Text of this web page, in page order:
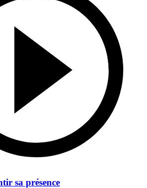
sa présence